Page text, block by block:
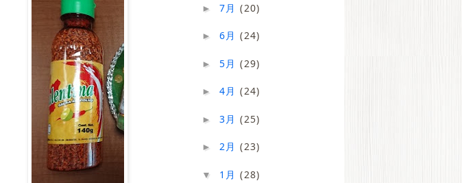
► 7月(20)
► 6月(24)
► 5月(29)
► 4月(24)
► 3月(25)
► 2月(23)
▼ 1月(28)